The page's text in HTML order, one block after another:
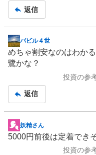
返信
掲
示
板
バビル４世
めちゃ割安なのはわかる
鷺かな？
投資の参
返信
掲
示
妖精さん
5000円前後は定着でき
投資の参